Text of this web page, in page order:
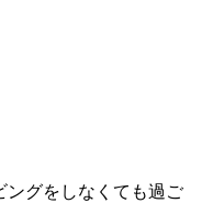
ングをしなくても過ご